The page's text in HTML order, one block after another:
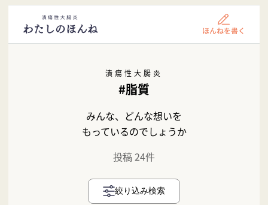
潰瘍性大腸炎
#脂質
みんな、どんな想いを
もっているのでしょうか
投稿 24件
絞り込み検索